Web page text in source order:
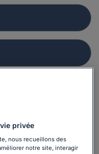
privée
nous recueillons des
notre site, interagir